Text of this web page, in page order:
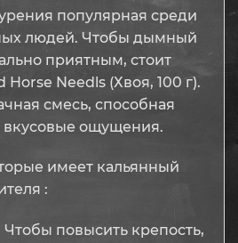
популярная среди
людей. Чтобы дымный
приятным, стоит
Horse Needls (Хвоя, 100 г).
смесь, способная
вкусовые ощущения.
имеет кальянный
:
повысить крепость,